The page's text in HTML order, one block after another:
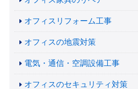
オフィスリフォーム工事
オフィスの地震対策
電気・通信・空調設備工事
オフィスのセキュリティ対策